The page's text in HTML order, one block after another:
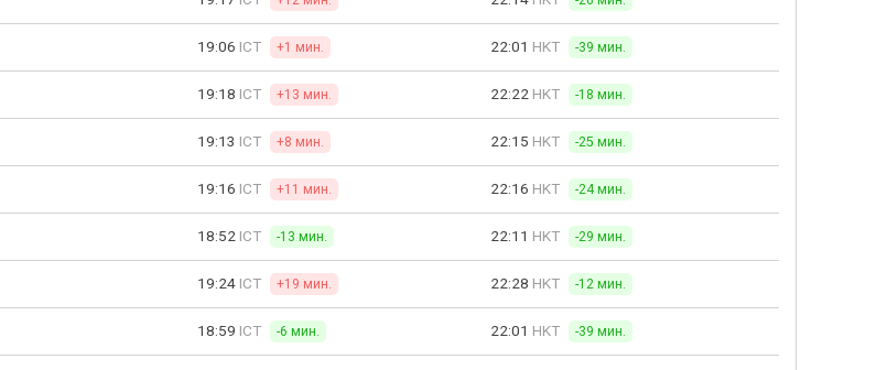
19:06 ICT +1 мин. 22:01 HKT -39 мин.
19:18 ICT +13 мин. 22:22 HKT -18 мин.
19:13 ICT +8 мин. 22:15 HKT -25 мин.
19:16 ICT +11 мин. 22:16 HKT -24 мин.
18:52 ICT -13 мин. 22:11 HKT -29 мин.
19:24 ICT +19 мин. 22:28 HKT -12 мин.
18:59 ICT -6 мин. 22:01 HKT -39 мин.